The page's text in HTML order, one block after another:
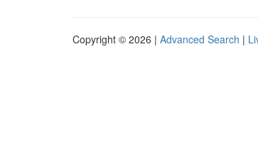
Copyright © 2026 | Advanced Search |